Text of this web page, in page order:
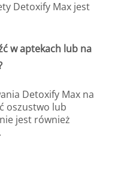
Detoxify Max jest
w aptekach lub na
Detoxify Max na
oszustwo lub
jest również